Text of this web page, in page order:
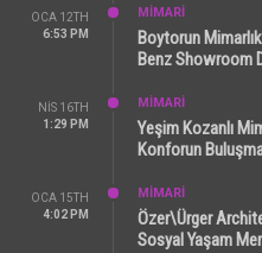
OCA 12TH
6:53 PM
MİMARİ
Boytorun
Benz Showroom
NIS 16TH
1:29 PM
MİMARİ
Yeşim Kozanlı
Konforun
OCA 15TH
4:02 PM
MİMARİ
Özer\Ürger
Sosyal Yaşam